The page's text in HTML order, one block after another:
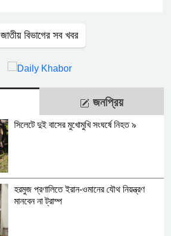
জাতীয় বিভাগের সব খবর
জনপ্রিয়
সিলেটে দুই বাসের মুখোমুখি সংঘর্ষে নিহত ৯
হরমুজ প্রণালিতে ইরান-ওমানের যৌথ নিয়ন্ত্রণ
মানবেন না ট্রাম্প